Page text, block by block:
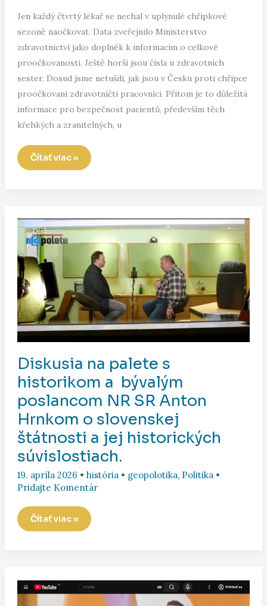
Jen každý čtvrtý lékař se nechal v uplynulé chřipkové
sezoně naočkovat. Data zveřejnilo Ministerstvo
zdravotnictví jako doplněk k informacím o celkové
proočkovanosti. Ještě horší jsou čísla u zdravotních
sester. Dosud jsme netušili, jak jsou v Česku proti chřipce
proočkovaní zdravotničtí pracovníci. Přitom je to důležitá
informace pro bezpečnost pacientů, především těch
křehkých a zranitelných, u
Neveria
lekári
Čítať viac »
Diskusia na palete s
historikom a bývalým
poslancom NR SR Anton
Hrnkom o slovenskej
štátnosti a jej historických
súvislostiach.
19. apríla 2026 • história• geopolotika, Politika•
Pridajte Komentár
Diskusia
palete
NR
SR
Čítať viac »